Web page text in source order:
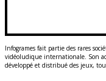
Infogrames fait partie des rares
vidéoludique internationale. Son
développé et distribué des jeux,